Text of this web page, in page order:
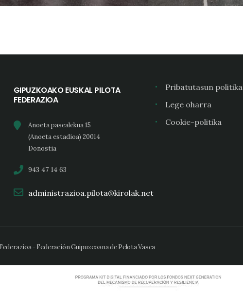
GIPUZKOAKO EUSKAL PILOTA
FEDERAZIOA
Anoeta pasealekua 15
(Anoeta estadioa) 20014
Donostia
943 47 14 63
administrazioa.pilota@kirolak.net
Pribatutasun politika
Lege oharra
Cookie-politika
- Federación Guipuzcoana de Pelota Vasca